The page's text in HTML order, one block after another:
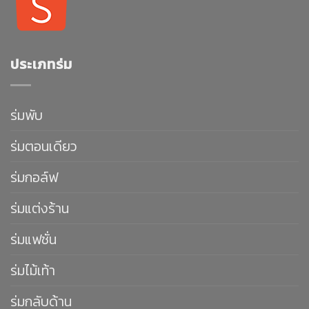
ประเภทร่ม
ร่มพับ
ร่มตอนเดียว
ร่มกอล์ฟ
ร่มแต่งร้าน
ร่มแฟชั่น
ร่มไม้เท้า
ร่มกลับด้าน